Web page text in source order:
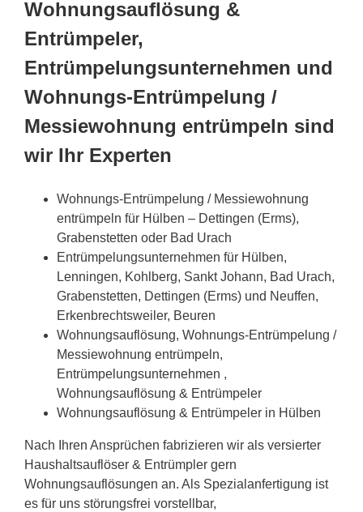
Wohnungsauflösung &
Entrümpeler,
Entrümpelungsunternehmen und
Wohnungs-Entrümpelung /
Messiewohnung entrümpeln sind
wir Ihr Experten
Wohnungs-Entrümpelung / Messiewohnung
entrümpeln für Hülben – Dettingen (Erms),
Grabenstetten oder Bad Urach
Entrümpelungsunternehmen für Hülben,
Lenningen, Kohlberg, Sankt Johann, Bad Urach,
Grabenstetten, Dettingen (Erms) und Neuffen,
Erkenbrechtsweiler, Beuren
Wohnungsauflösung, Wohnungs-Entrümpelung /
Messiewohnung entrümpeln,
Entrümpelungsunternehmen ,
Wohnungsauflösung & Entrümpeler
Wohnungsauflösung & Entrümpeler in Hülben
Nach Ihren Ansprüchen fabrizieren wir als versierter
Haushaltsauflöser & Entrümpler gern
Wohnungsauflösungen an. Als Spezialanfertigung ist
es für uns störungsfrei vorstellbar,